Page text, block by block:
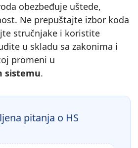
obezbeđuje uštede,
Ne prepuštajte izbor koda
stručnjake i koristite
u skladu sa zakonima i
promeni u
sistemu.
pitanja o HS